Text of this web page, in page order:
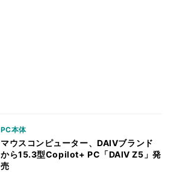
PC本体
マウスコンピューター、DAIVブランド
から15.3型Copilot+ PC「DAIV Z5」発
売